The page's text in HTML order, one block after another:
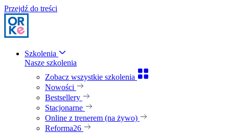
Przejdź do treści
Szkolenia
Nasze szkolenia
Zobacz wszystkie szkolenia
Nowości
Bestsellery
Stacjonarne
Online z trenerem (na żywo)
Reforma26